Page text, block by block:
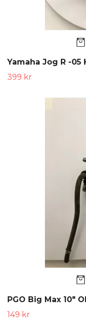
Yamaha Jog R -
399 kr
PGO Big Max 10"
149 kr